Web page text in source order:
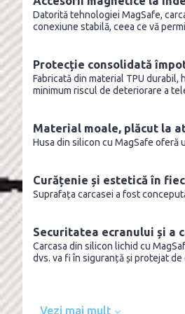
Datorită tehnologiei MagSafe,
conexiune stabilă, ceea ce vă
Protecție consolidată
Fabricată din material TPU
minimum riscul de deteriorare a
Material moale, plăcut la
Husa din silicon cu MagSafe
Curățenie și estetică în
Suprafața carcasei a fost
Securitatea ecranului și a
Carcasa din silicon lichid cu
dvs. va fi în siguranță și protejat de
Vezi mai mult